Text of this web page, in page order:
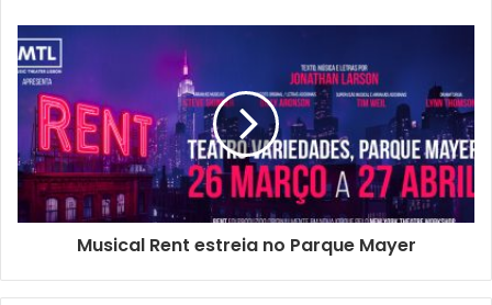
Musical Rent estreia no Parque Mayer